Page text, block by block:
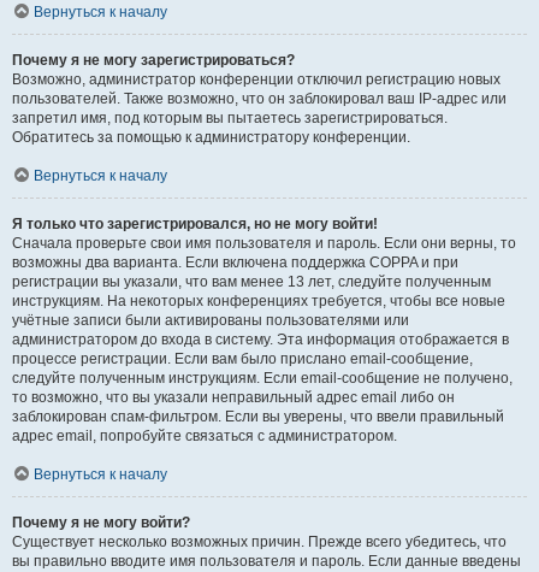
Вернуться к началу
Почему я не могу зарегистрироваться?
Возможно, администратор конференции отключил регистрацию новых
пользователей. Также возможно, что он заблокировал ваш IP-адрес или
запретил имя, под которым вы пытаетесь зарегистрироваться.
Обратитесь за помощью к администратору конференции.
Вернуться к началу
Я только что зарегистрировался, но не могу войти!
Сначала проверьте свои имя пользователя и пароль. Если они верны, то
возможны два варианта. Если включена поддержка COPPA и при
регистрации вы указали, что вам менее 13 лет, следуйте полученным
инструкциям. На некоторых конференциях требуется, чтобы все новые
учётные записи были активированы пользователями или
администратором до входа в систему. Эта информация отображается в
процессе регистрации. Если вам было прислано email-сообщение,
следуйте полученным инструкциям. Если email-сообщение не получено,
то возможно, что вы указали неправильный адрес email либо он
заблокирован спам-фильтром. Если вы уверены, что ввели правильный
адрес email, попробуйте связаться с администратором.
Вернуться к началу
Почему я не могу войти?
Существует несколько возможных причин. Прежде всего убедитесь, что
вы правильно вводите имя пользователя и пароль. Если данные введены